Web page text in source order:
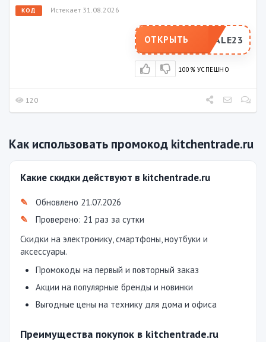
КОД Истекает 31.08.2026
SALE23
ОТКРЫТЬ
100% УСПЕШНО
120
Как использовать промокод kitchentrade.ru
Какие скидки действуют в kitchentrade.ru
Обновлено 21.07.2026
Проверено: 21 раз за сутки
Скидки на электронику, смартфоны, ноутбуки и
аксессуары.
Промокоды на первый и повторный заказ
Акции на популярные бренды и новинки
Выгодные цены на технику для дома и офиса
Преимущества покупок в kitchentrade.ru